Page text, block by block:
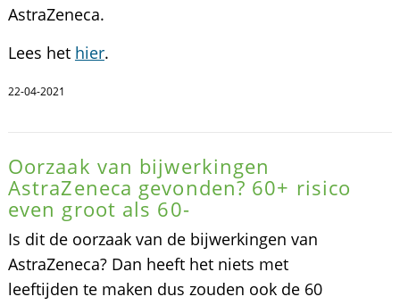
AstraZeneca.
Lees het hier.
22-04-2021
Oorzaak van bijwerkingen
AstraZeneca gevonden? 60+ risico
even groot als 60-
Is dit de oorzaak van de bijwerkingen van
AstraZeneca? Dan heeft het niets met
leeftijden te maken dus zouden ook de 60